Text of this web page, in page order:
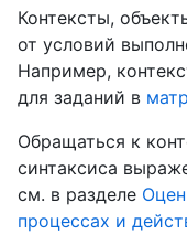
Контексты,
от условий
Например,
для заданий в
Обращаться к
синтаксиса
см. в разделе
процессах и